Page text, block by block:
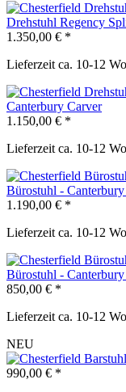
Drehstuhl Regency
1.350,00 € *
Lieferzeit ca. 10-12
Canterbury Carver
1.150,00 € *
Lieferzeit ca. 10-12
Bürostuhl -
1.190,00 € *
Lieferzeit ca. 10-12
Bürostuhl -
850,00 € *
Lieferzeit ca. 10-12
NEU
990,00 € *